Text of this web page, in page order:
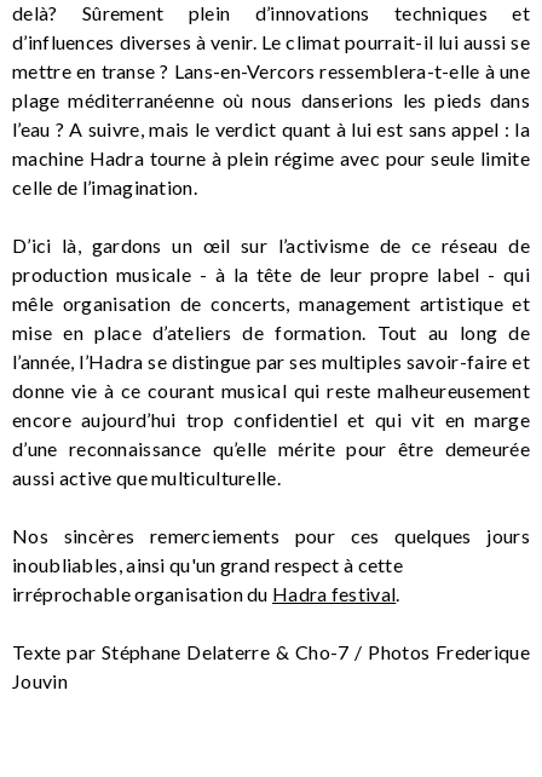
delà? Sûrement plein d’innovations techniques et
d’influences diverses à venir. Le climat pourrait-il lui aussi se
mettre en transe ? Lans-en-Vercors ressemblera-t-elle à une
plage méditerranéenne où nous danserions les pieds dans
l’eau ? A suivre, mais le verdict quant à lui est sans appel : la
machine Hadra tourne à plein régime avec pour seule limite
celle de l’imagination.
D’ici là, gardons un œil sur l’activisme de ce réseau de
production musicale - à la tête de leur propre label - qui
mêle organisation de concerts, management artistique et
mise en place d’ateliers de formation. Tout au long de
l’année, l’Hadra se distingue par ses multiples savoir-faire et
donne vie à ce courant musical qui reste malheureusement
encore aujourd’hui trop confidentiel et qui vit en marge
d’une reconnaissance qu’elle mérite pour être demeurée
aussi active que multiculturelle.
Nos sincères remerciements pour ces quelques jours
inoubliables, ainsi qu'un grand respect à cette
irréprochable organisation du Hadra festival.
Texte par Stéphane Delaterre & Cho-7 / Photos Frederique
Jouvin